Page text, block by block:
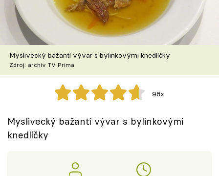
Škola vaření
Recepty z TV
Speciál: Cuketa
Těhotnej kuchař
Přihlášení
Myslivecký bažantí vývar s bylinkovými knedlíčky
Zdroj: archiv TV Prima
98x
Myslivecký bažantí vývar s bylinkovými
knedlíčky